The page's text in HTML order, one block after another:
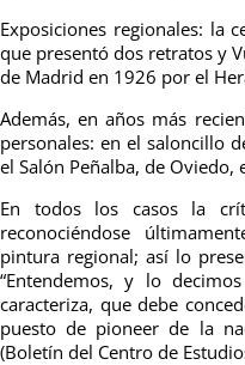
Exposiciones regionales: la
que presentó dos retratos y
de Madrid en 1926 por el
Además, en años más
personales: en el saloncillo
el Salón Peñalba, de Oviedo,
En todos los casos la
reconociéndose
pintura regional; así lo
“Entendemos, y lo
caracteriza, que debe
puesto de pioneer de la
(Boletín del Centro de